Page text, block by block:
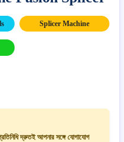
Splicer Machine
দ্রুতই আপনার সঙ্গে যোগাযোগ